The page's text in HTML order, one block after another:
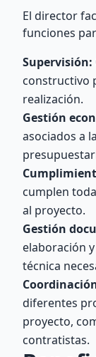
El director
funciones
Supervisión:
constructivo
realización.
Gestión
asociados a
cumplen
al proyecto.
Gestión
elaboración
técnica
diferentes
proyecto,
contratistas.